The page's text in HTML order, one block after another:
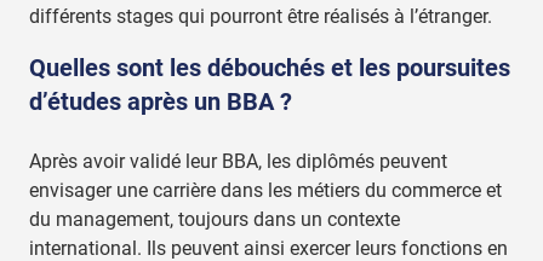
différents stages qui pourront être réalisés à l’étranger.
Quelles sont les débouchés et les poursuites
d’études après un BBA ?
Après avoir validé leur BBA, les diplômés peuvent
envisager une carrière dans les métiers du commerce et
du management, toujours dans un contexte
international. Ils peuvent ainsi exercer leurs fonctions en